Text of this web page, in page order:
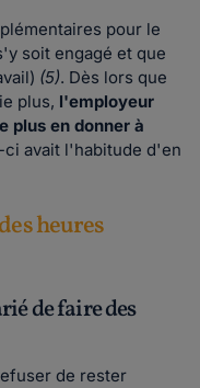
pour le
soit engagé et que
(5). Dès lors que
plus, l'employeur
plus en donner à
ci avait l'habitude d'en
heures
de faire des
de rester